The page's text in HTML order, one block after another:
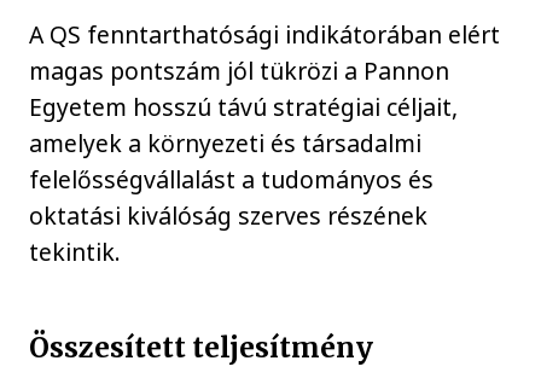
A QS fenntarthatósági indikátorában elért
magas pontszám jól tükrözi a Pannon
Egyetem hosszú távú stratégiai céljait,
amelyek a környezeti és társadalmi
felelősségvállalást a tudományos és
oktatási kiválóság szerves részének
tekintik.
Összesített teljesítmény